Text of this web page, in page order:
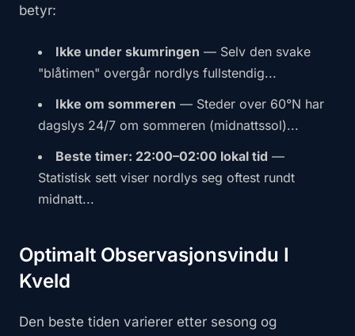
betyr:
Ikke under skumringen — Selv den svake
"blåtimen" overgår nordlys fullstendig...
Ikke om sommeren — Steder over 60°N har
dagslys 24/7 om sommeren (midnattssol)...
Beste timer: 22:00–02:00 lokal tid —
Statistisk sett viser nordlys seg oftest rundt
midnatt...
Optimalt Observasjonsvindu I
Kveld
Den beste tiden varierer etter sesong og